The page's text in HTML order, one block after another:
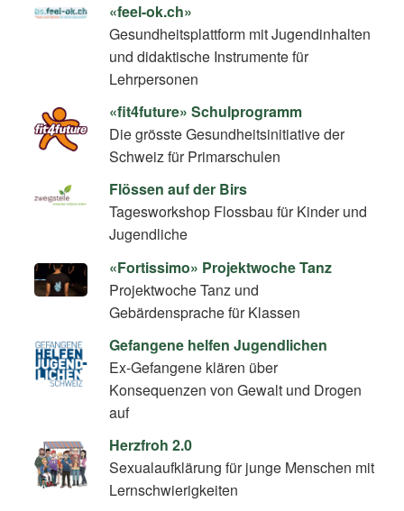
«feel-ok.ch»
Gesundheitsplattform mit Jugendinhalten
und didaktische Instrumente für
Lehrpersonen
«fit4future» Schulprogramm
Die grösste Gesundheitsinitiative der
Schweiz für Primarschulen
Flössen auf der Birs
Tagesworkshop Flossbau für Kinder und
Jugendliche
«Fortissimo» Projektwoche Tanz
Projektwoche Tanz und
Gebärdensprache für Klassen
Gefangene helfen Jugendlichen
Ex-Gefangene klären über
Konsequenzen von Gewalt und Drogen
auf
Herzfroh 2.0
Sexualaufklärung für junge Menschen mit
Lernschwierigkeiten